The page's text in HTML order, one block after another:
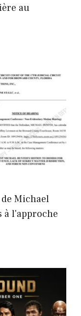
au
Michael
à l'approche